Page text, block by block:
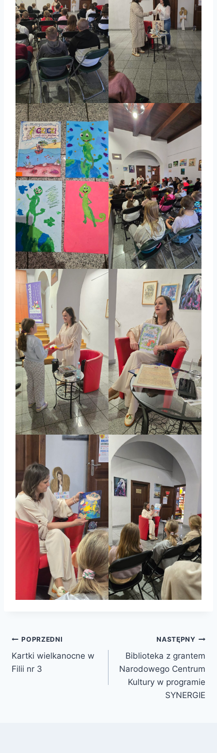
Nawigacja
wpisu
POPRZEDNI
Kartki wielkanocne w
Filii nr 3
NASTĘPNY
Biblioteka z grantem
Narodowego Centrum
Kultury w programie
SYNERGIE